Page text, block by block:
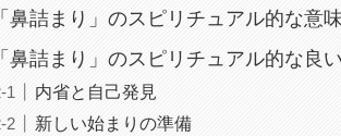
「鼻詰まり」のスピリチュアル的な意
「鼻詰まり」のスピリチュアル的な良
内省と自己発見
新しい始まりの準備